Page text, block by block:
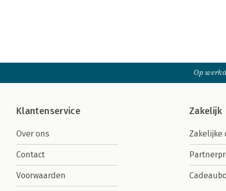
Op
Klantenservice
Over ons
Contact
Voorwaarden
Zakelijk
Zakelijke